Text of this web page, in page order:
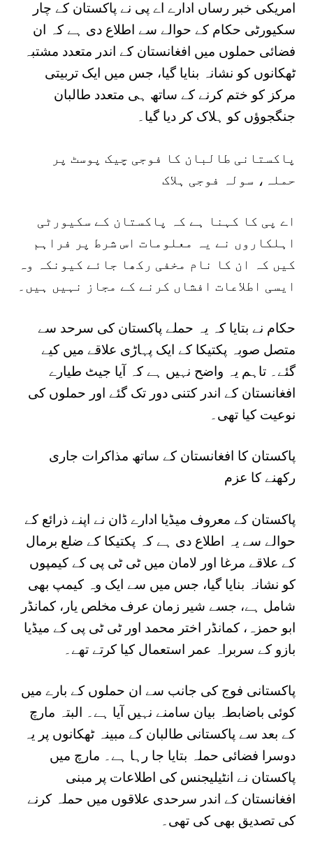
امریکی خبر رساں ادارے اے پی نے پاکستان کے چار
سکیورٹی حکام کے حوالے سے اطلاع دی ہے کہ ان
فضائی حملوں میں افغانستان کے اندر متعدد مشتبہ
ٹھکانوں کو نشانہ بنایا گیا، جس میں ایک تربیتی
مرکز کو ختم کرنے کے ساتھ ہی متعدد طالبان
جنگجوؤں کو ہلاک کر دیا گیا۔
پاکستانی طالبان کا فوجی چیک پوسٹ پر
حملہ، سولہ فوجی ہلاک
اے پی کا کہنا ہے کہ پاکستان کے سکیورٹی
اہلکاروں نے یہ معلومات اس شرط پر فراہم
کیں کہ ان کا نام مخفی رکھا جائے کیونکہ وہ
ایسی اطلاعات افشاں کرنے کے مجاز نہیں ہیں۔
حکام نے بتایا کہ یہ حملے پاکستان کی سرحد سے
متصل صوبہ پکتیکا کے ایک پہاڑی علاقے میں کیے
گئے۔ تاہم یہ واضح نہیں ہے کہ آیا جیٹ طیارے
افغانستان کے اندر کتنی دور تک گئے اور حملوں کی
نوعیت کیا تھی۔
پاکستان کا افغانستان کے ساتھ مذاکرات جاری
رکھنے کا عزم
پاکستان کے معروف میڈیا ادارے ڈان نے اپنے ذرائع کے
حوالے سے یہ اطلاع دی ہے کہ پکتیکا کے ضلع برمال
کے علاقے مرغا اور لامان میں ٹی ٹی پی کے کیمپوں
کو نشانہ بنایا گیا، جس میں سے ایک وہ کیمپ بھی
شامل ہے، جسے شیر زمان عرف مخلص یار، کمانڈر
ابو حمزہ، کمانڈر اختر محمد اور ٹی ٹی پی کے میڈیا
بازو کے سربراہ عمر استعمال کیا کرتے تھے۔
پاکستانی فوج کی جانب سے ان حملوں کے بارے میں
کوئی باضابطہ بیان سامنے نہیں آیا ہے۔ البتہ مارچ
کے بعد سے پاکستانی طالبان کے مبینہ ٹھکانوں پر یہ
دوسرا فضائی حملہ بتایا جا رہا ہے۔ مارچ میں
پاکستان نے انٹیلیجنس کی اطلاعات پر مبنی
افغانستان کے اندر سرحدی علاقوں میں حملہ کرنے
کی تصدیق بھی کی تھی۔